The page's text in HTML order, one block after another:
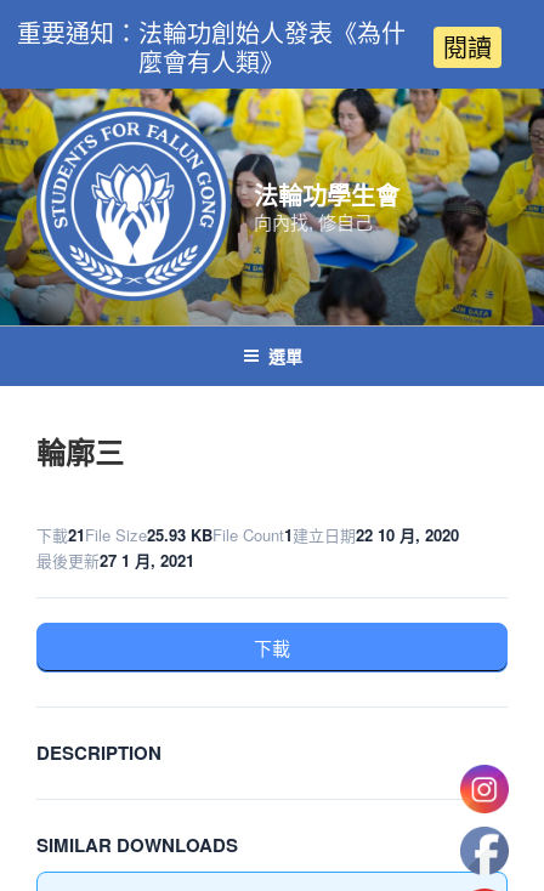
跳
至
主
要
內
容
法輪功學生會
向內找, 修自己
選單
輪廓三
下載21File Size25.93 KBFile Count1建立日期22 10 月, 2020
最後更新27 1 月, 2021
下載
DESCRIPTION
SIMILAR DOWNLOADS
重要通知：法輪功創始人發表《為什
麼會有人類》
閱讀